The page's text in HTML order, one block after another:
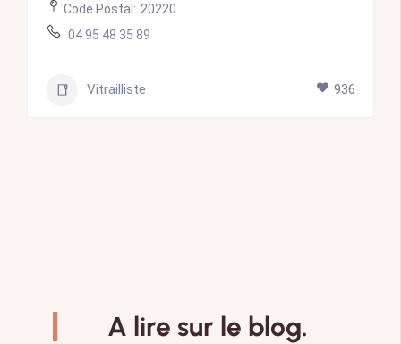
Code Postal: 20220
04 95 48 35 89
Vitrailliste 936
A lire sur le blog.